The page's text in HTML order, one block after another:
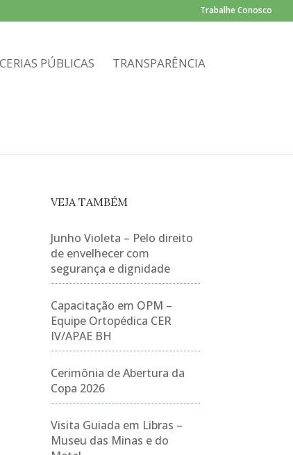
Trabalhe Conosco
PÚBLICAS TRANSPARÊNCIA
VEJA TAMBÉM
Junho Violeta – Pelo direito
de envelhecer com
segurança e dignidade
Capacitação em OPM –
Equipe Ortopédica CER
IV/APAE BH
Cerimônia de Abertura da
Copa 2026
Visita Guiada em Libras –
Museu das Minas e do